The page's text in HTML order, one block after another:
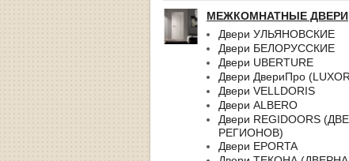
МЕЖКОМНАТНЫЕ ДВЕРИ
Двери УЛЬЯНОВСКИЕ
Двери БЕЛОРУССКИЕ
Двери UBERTURE
Двери ДвериПро
Двери VELLDORIS
Двери ALBERO
Двери REGIDOORS
РЕГИОНОВ)
Двери EPORTA